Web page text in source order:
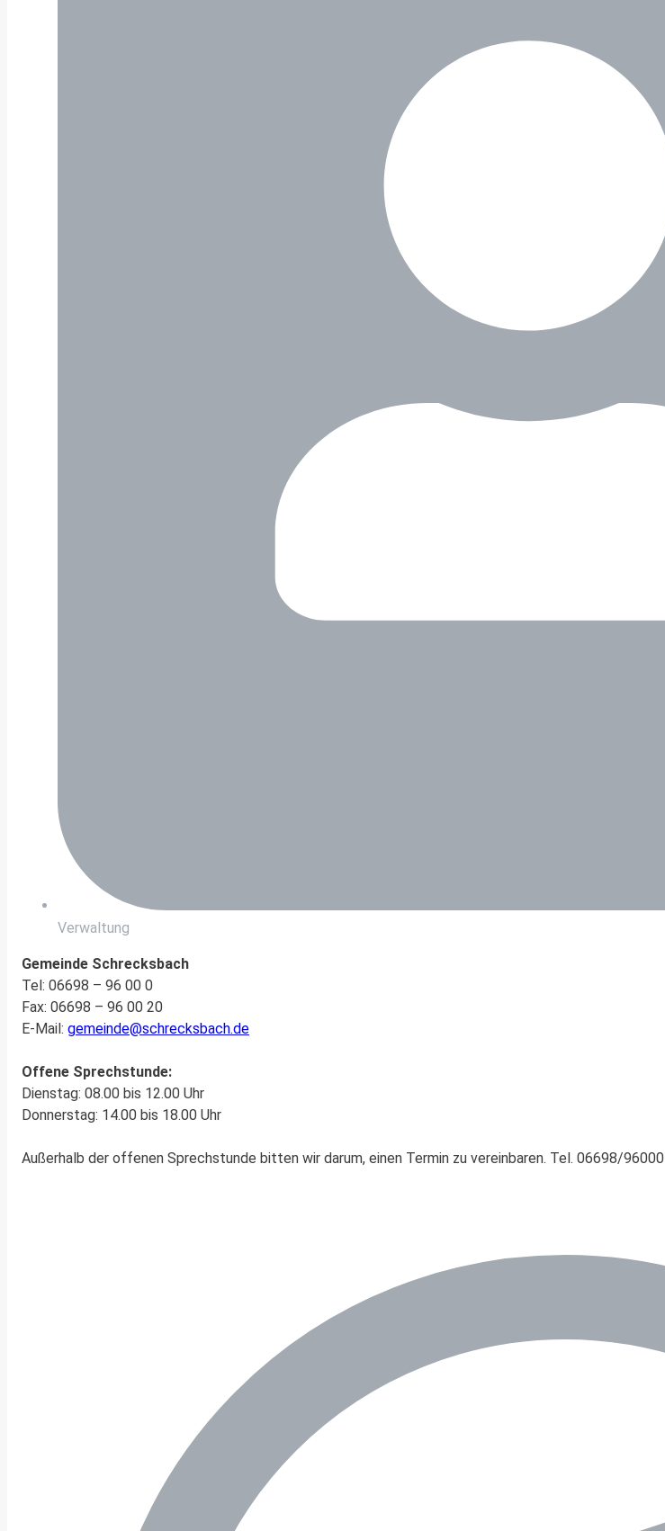
Verwaltung
Gemeinde Schrecksbach
Tel: 06698 – 96 00 0
Fax: 06698 – 96 00 20
E-Mail: gemeinde@schrecksbach.de
Offene Sprechstunde:
Dienstag: 08.00 bis 12.00 Uhr
Donnerstag: 14.00 bis 18.00 Uhr
Außerhalb der offenen Sprechstunde bitten wir darum, einen Termin zu vereinbaren. Tel. 06698/96000